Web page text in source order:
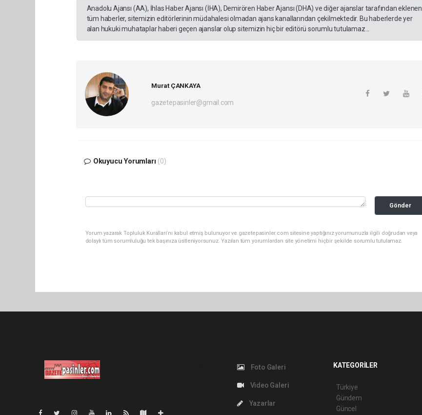
Anadolu Ajansı (AA), İhlas Haber Ajansı (İHA), Demirören Haber Ajansı (DHA) ve diğer ajanslar tarafından eklenen
tüm haberler, sitemizin editörlerinin müdahalesi olmadan ajans kanallarından çekilmektedir. Bu haberlerde yer
alan hukuki muhataplar haberi geçen ajanslar olup sitemizin hiç bir editörü sorumlu tutulamaz...
Murat ÇANKAYA
gazetepasinler@gmail.com
Okuyucu Yorumları (0)
Gönder
Yorum yazarak Topluluk Kuralları’nı kabul etmiş bulunuyor ve gazetepasinler.com sitesine yaptığınız yorumunuzla ilgili doğrudan veya
dolaylı tüm sorumluluğu tek başınıza üstleniyorsunuz. Yazılan tüm yorumlardan site yönetimi hiçbir şekilde sorumlu tutulamaz.
Foto Galeri
Video Galeri
Yazarlar
KATEGORİLER
Türkiye
Gündem
Güncel